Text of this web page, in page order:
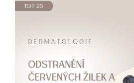
TOP 25